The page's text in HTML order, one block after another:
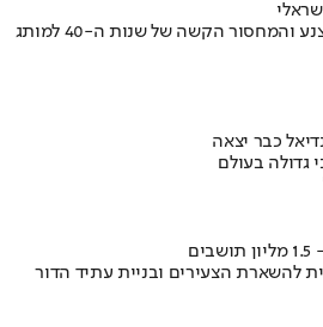
איך אסם הפכה את תקופת הצנע והמחסור הקשה של שנות ה-40 למותג
כבר יצאה
גדולה בעולם
להשארת הצעירים ובניית עתיד הדור